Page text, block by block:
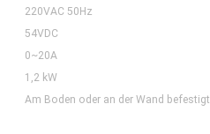
220VAC 50Hz
54VDC
0~20A
1,2 kW
Am Boden oder an der Wand befestigt